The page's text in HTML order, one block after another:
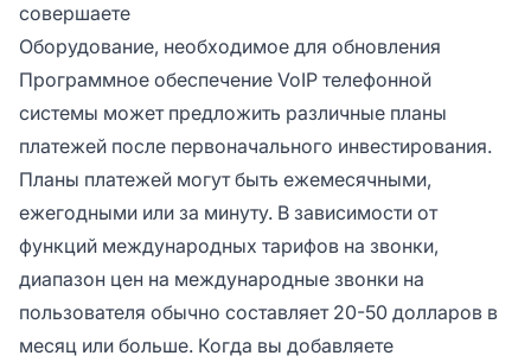
совершаете
Оборудование, необходимое для обновления
Программное обеспечение VoIP телефонной
системы может предложить различные планы
платежей после первоначального инвестирования.
Планы платежей могут быть ежемесячными,
ежегодными или за минуту. В зависимости от
функций международных тарифов на звонки,
диапазон цен на международные звонки на
пользователя обычно составляет 20-50 долларов в
месяц или больше. Когда вы добавляете